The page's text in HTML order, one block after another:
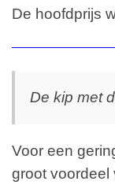
De hoofdprijs
De kip met
Voor een
groot voordeel